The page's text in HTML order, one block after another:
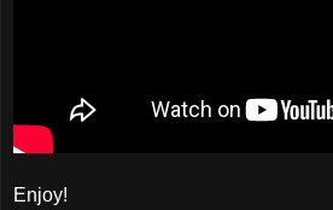
Enjoy!